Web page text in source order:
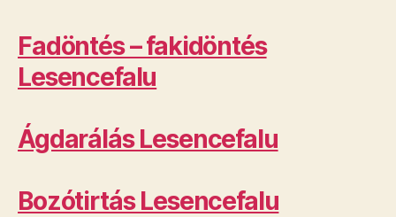
Fadöntés – fakidöntés
Lesencefalu
Ágdarálás Lesencefalu
Bozótirtás Lesencefalu